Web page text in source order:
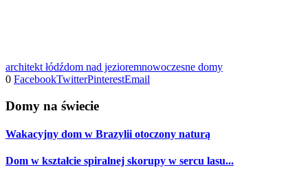
architekt łódźdom nad jezioremnowoczesne domy
0 FacebookTwitterPinterestEmail
Domy na świecie
Wakacyjny dom w Brazylii otoczony naturą
Dom w kształcie spiralnej skorupy w sercu lasu...